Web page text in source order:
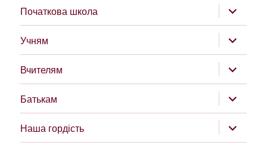
Початкова школа
підменю
Учням
підменю
Вчителям
підменю
Батькам
підменю
Наша гордість
підменю